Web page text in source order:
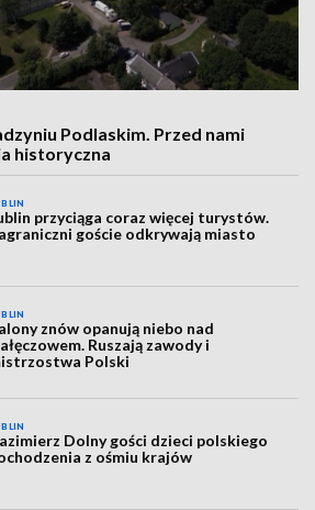
Podlaskim. Przed nami
historyczna
przyciąga coraz więcej turystów.
goście odkrywają miasto
znów opanują niebo nad
Ruszają zawody i
Polski
Dolny gości dzieci polskiego
z ośmiu krajów